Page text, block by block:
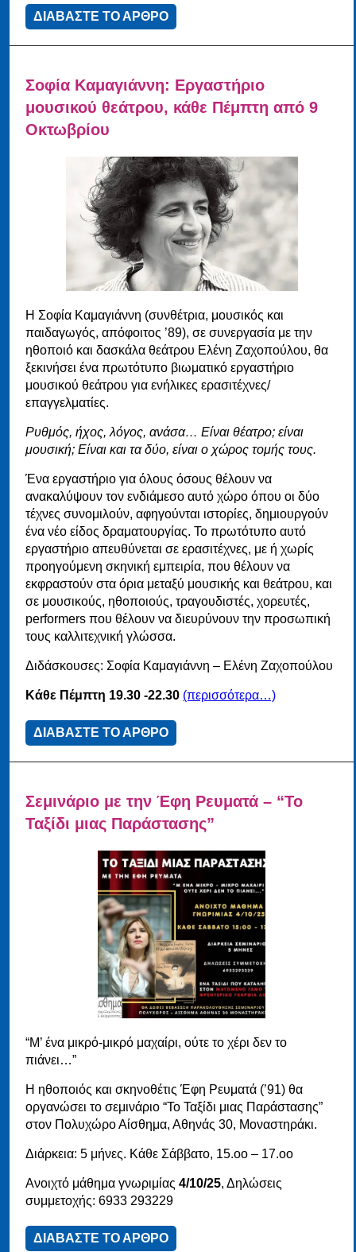
ΔΙΑΒΑΣΤΕ ΤΟ ΑΡΘΡΟ
Σοφία Καμαγιάννη: Εργαστήριο
μουσικού θεάτρου, κάθε Πέμπτη από 9
Οκτωβρίου
Η Σοφία Καμαγιάννη (συνθέτρια, μουσικός και
παιδαγωγός, απόφοιτος ’89), σε συνεργασία με την
ηθοποιό και δασκάλα θεάτρου Ελένη Ζαχοπούλου, θα
ξεκινήσει ένα πρωτότυπο βιωματικό εργαστήριο
μουσικού θεάτρου για ενήλικες ερασιτέχνες/
επαγγελματίες.
Ρυθμός, ήχος, λόγος, ανάσα… Είναι θέατρο; είναι
μουσική; Είναι και τα δύο, είναι ο χώρος τομής τους.
Ένα εργαστήριο για όλους όσους θέλουν να
ανακαλύψουν τον ενδιάμεσο αυτό χώρο όπου οι δύο
τέχνες συνομιλούν, αφηγούνται ιστορίες, δημιουργούν
ένα νέο είδος δραματουργίας. Το πρωτότυπο αυτό
εργαστήριο απευθύνεται σε ερασιτέχνες, με ή χωρίς
προηγούμενη σκηνική εμπειρία, που θέλουν να
εκφραστούν στα όρια μεταξύ μουσικής και θεάτρου, και
σε μουσικούς, ηθοποιούς, τραγουδιστές, χορευτές,
performers που θέλουν να διευρύνουν την προσωπική
τους καλλιτεχνική γλώσσα.
Διδάσκουσες: Σοφία Καμαγιάννη – Ελένη Ζαχοπούλου
Κάθε Πέμπτη 19.30 -22.30 (περισσότερα…)
ΔΙΑΒΑΣΤΕ ΤΟ ΑΡΘΡΟ
Σεμινάριο με την Έφη Ρευματά – “Το
Ταξίδι μιας Παράστασης”
“Μ’ ένα μικρό-μικρό μαχαίρι, ούτε το χέρι δεν το
πιάνει…”
Η ηθοποιός και σκηνοθέτις Έφη Ρευματά (’91) θα
οργανώσει το σεμινάριο “Το Ταξίδι μιας Παράστασης”
στον Πολυχώρο Αίσθημα, Αθηνάς 30, Μοναστηράκι.
Διάρκεια: 5 μήνες. Κάθε Σάββατο, 15.οο – 17.οο
Ανοιχτό μάθημα γνωριμίας 4/10/25, Δηλώσεις
συμμετοχής: 6933 293229
ΔΙΑΒΑΣΤΕ ΤΟ ΑΡΘΡΟ